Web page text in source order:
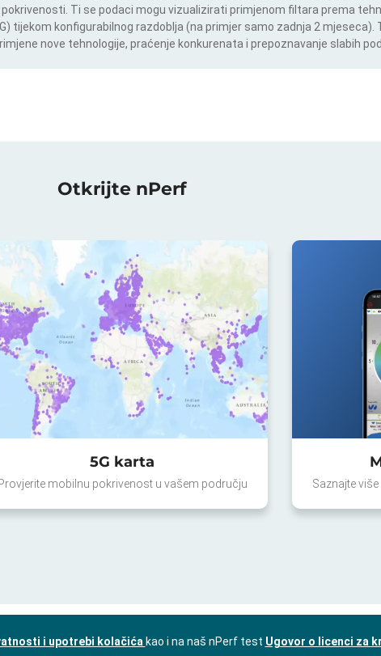
pokrivenosti. Ti se podaci mogu vizualizirati primjenom filtara prema
tijekom konfigurabilnog razdoblja (na primjer samo zadnja 2 mjeseca).
nove tehnologije, praćenje konkurenata i prepoznavanje slabih
Otkrijte nPerf
5G karta
Provjerite mobilnu pokrivenost u vašem području Saznajte
i upotrebi kolačića kao i na naš nPerf test Ugovor o licenci za